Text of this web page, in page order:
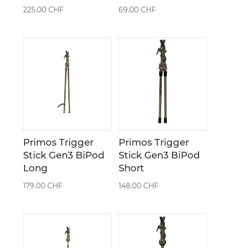
225.00 CHF 69.00CHF
Primos Trigger
Stick Gen3 BiPod
Long
179.00 CHF
Primos Trigger
Stick Gen3 BiPod
Short
148.00CHF